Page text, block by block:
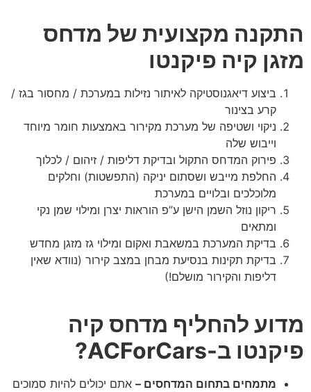
התקנה מקצועית של מדחס
מזגן קיה פיקנטו
ביצוע דיאגנוסטיקה לאיתור נזילות במערכת / מחסור בגז /
קרע בצינור
ניקוי ושטיפה של מערכת מקירור באמצעות חומר מיוחד
וייבוש שלה
פירוק המדחס התקול ובדיקת דליפות / זיהום / לכלוך
החלפת מייבש ושסתום יניקה (התפשטות) וחלקים
מלוכלכים ובלויים במערכת
ריקון נוזל השמן הישן ע”פ הוראות יצרן ומילוי שמן נקי
ומתאים
בדיקת המערכת במשאבת ואקום ומילוי גז מזגן מחדש
בדיקת תקינות בנסיעת מבחן במצב קירור (נוודא שאין
דליפות והקירור מושלם!)
מדוע להחליף מדחס קיה
פיקנטו ב-ACForCars?
מתמחים בתחום המדחסים – אתם יכולים להיות סמוכים